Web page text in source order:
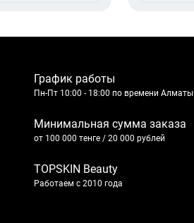
График работы
Пн-Пт 10:00 - 18:00 по времени Алматы
Минимальная сумма заказа
от 100 000 тенге / 20 000 рублей
TOPSKIN Beauty
Работаем с 2010 года